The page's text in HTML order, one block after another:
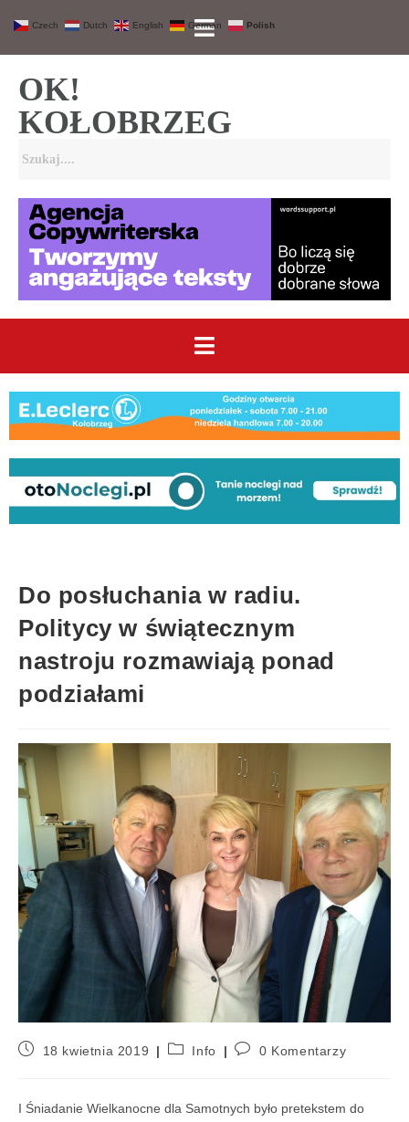
OK!
KOŁOBRZEG
Do posłuchania w radiu.
Politycy w świątecznym
nastroju rozmawiają ponad
podziałami
18 kwietnia 2019 Info 0 Komentarzy
I Śniadanie Wielkanocne dla Samotnych było pretekstem do
Czech Dutch English German Polish